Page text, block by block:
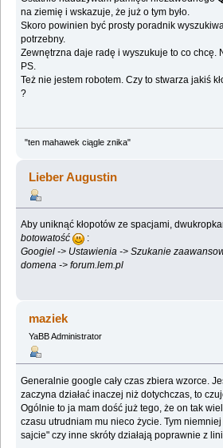
na ziemię i wskazuje, że już o tym było.
Skoro powinien być prosty poradnik
potrzebny.
Zewnętrzna daje radę i wyszukuje to co chcę.
PS.
Też nie jestem robotem. Czy to stwarza jakiś
?
"ten mahawek ciągle znika"
Lieber Augustin
Aby uniknąć kłopotów ze spacjami,
botowatość
:
Googiel -> Ustawienia -> Szukanie
domena -> forum.lem.pl
maziek
YaBB Administrator
Generalnie google cały czas zbiera wzorce.
zaczyna działać inaczej niż dotychczas, to
Ogólnie to ja mam dość już tego, że on tak
czasu utrudniam mu nieco życie. Tym
sajcie" czy inne skróty działają poprawnie z